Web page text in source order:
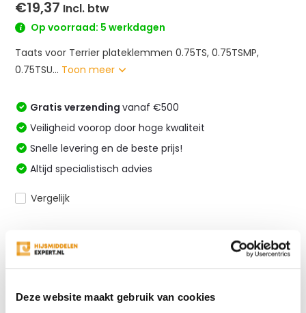
Deze website maakt gebruik van cookies
€19,37 Incl. btw
Op voorraad: 5 werkdagen
Taats voor Terrier plateklemmen 0.75TS, 0.75TSMP,
0.75TSU... Toon meer
Gratis verzendingvanaf €500
Veiligheid voorop door hoge kwaliteit
Snelle levering en de beste prijs!
Altijd specialistisch advies
Vergelijk
Productomschrijving
Specificaties